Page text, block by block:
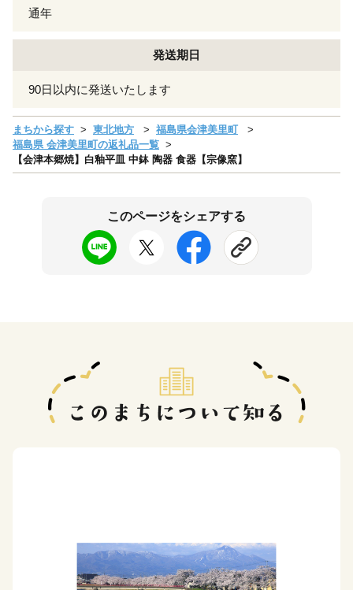
通年
発送期日
90日以内に発送いたします
まちから探す 東北地方
福島県会津美里町
福島県 会津美里町の返礼品一覧
【会津本郷焼】白釉平皿 中鉢 陶器 食器【宗像窯】
このページをシェアする